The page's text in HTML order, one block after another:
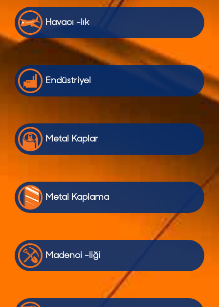
Havacı -lık
Endüstriyel
Metal Kaplar
Metal Kaplama
Madenci -liği